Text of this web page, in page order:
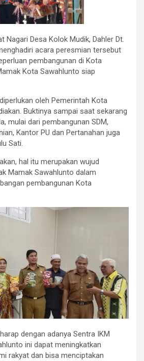
Nagari Desa Kolok Mudik, Dahler Dt.
acara peresmian tersebut
pembangunan di Kota
Kota Sawahlunto siap
oleh Pemerintah Kota
Buktinya sampai saat sekarang
mulai dari pembangunan SDM,
Kantor PU dan Pertanahan juga
Sati.
hal itu merupakan wujud
Mamak Sawahlunto dalam
pembangunan Kota
dengan adanya Sentra IKM
ini dapat meningkatkan
rakyat dan bisa menciptakan